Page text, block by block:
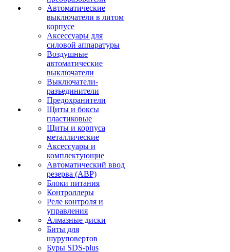
Автоматические
выключатели в литом
корпусе
Аксессуары для
силовой аппаратуры
Воздушные
автоматические
выключатели
Выключатели-
разъединители
Предохранители
Щиты и боксы
пластиковые
Щиты и корпуса
металлические
Аксессуары и
комплектующие
Автоматический ввод
резерва (АВР)
Блоки питания
Контроллеры
Реле контроля и
управления
Алмазные диски
Биты для
шуруповертов
Буры SDS-plus